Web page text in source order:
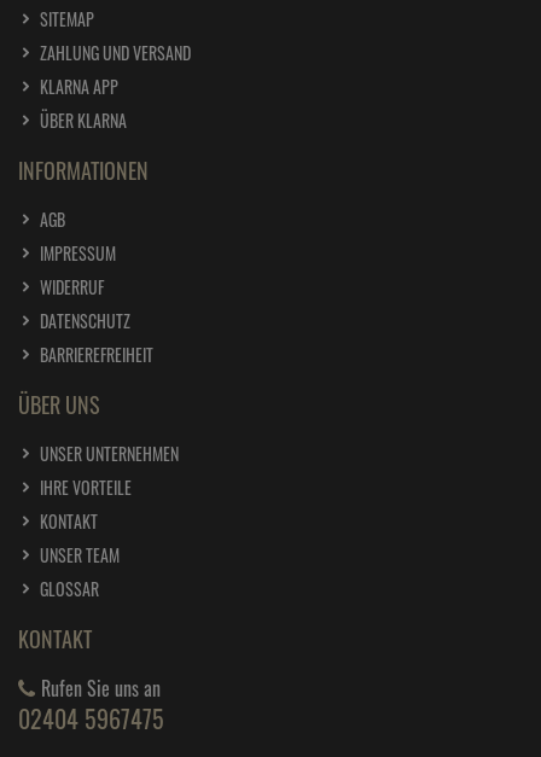
SITEMAP
ZAHLUNG UND VERSAND
KLARNA APP
ÜBER KLARNA
INFORMATIONEN
AGB
IMPRESSUM
WIDERRUF
DATENSCHUTZ
BARRIEREFREIHEIT
ÜBER UNS
UNSER UNTERNEHMEN
IHRE VORTEILE
KONTAKT
UNSER TEAM
GLOSSAR
KONTAKT
Rufen Sie uns an
02404 5967475